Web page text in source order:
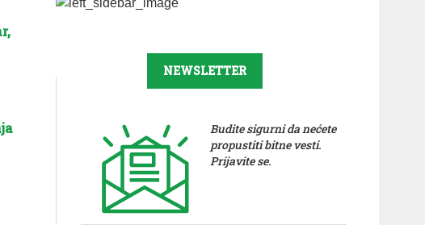
NEWSLETTER
Budite sigurni da nećete
propustiti bitne vesti.
Prijavite se.